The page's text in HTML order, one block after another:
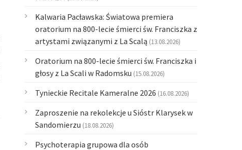
Kalwaria Pacławska: Światowa premiera
oratorium na 800-lecie śmierci św. Franciszka z
artystami związanymi z La Scalą (13.08.2026)
Oratorium na 800-lecie śmierci św. Franciszka i
głosy z La Scali w Radomsku (15.08.2026)
Tynieckie Recitale Kameralne 2026 (16.08.2026)
Zaproszenie na rekolekcje u Sióstr Klarysek w
Sandomierzu (18.08.2026)
Psychoterapia grupowa dla osób